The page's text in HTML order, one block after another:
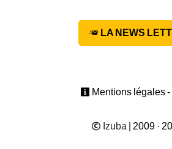
LA NEWS
Mentions légales -
Izuba | 2009 ·